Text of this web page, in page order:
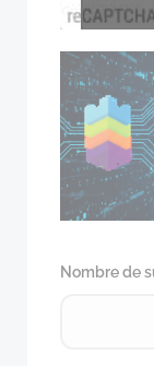
Nombre de